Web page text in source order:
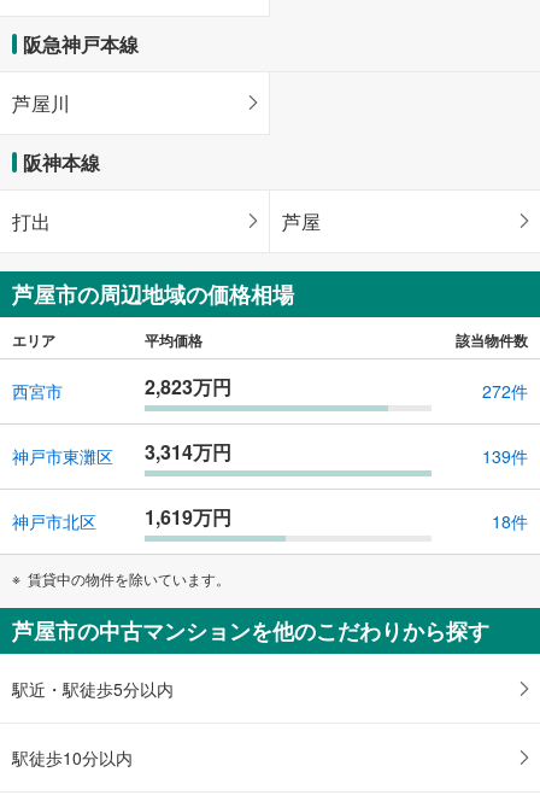
阪急神戸本線
芦屋川
阪神本線
打出 芦屋
芦屋市の周辺地域の価格相場
エリア 平均価格 該当物件数
西宮市 2,823万円 272件
神戸市東灘区 3,314万円 139件
神戸市北区 1,619万円 18件
賃貸中の物件を除いています。
芦屋市の中古マンションを他のこだわりから探す
駅近・駅徒歩5分以内
駅徒歩10分以内